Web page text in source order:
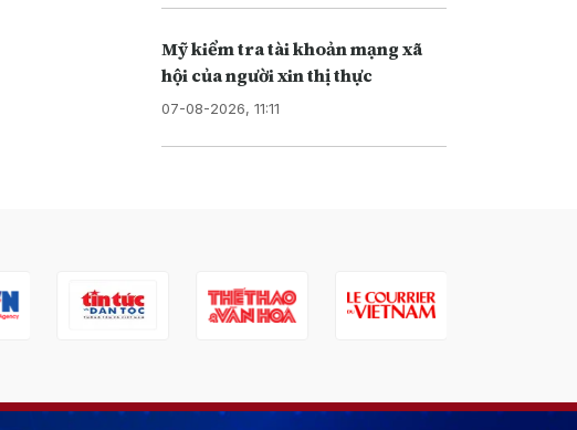
Mỹ kiểm tra tài khoản mạng xã
hội của người xin thị thực
07-08-2026, 11:11